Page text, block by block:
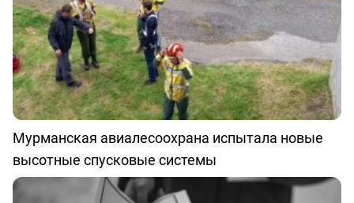
Мурманская авиалесоохрана испытала новые
высотные спусковые системы